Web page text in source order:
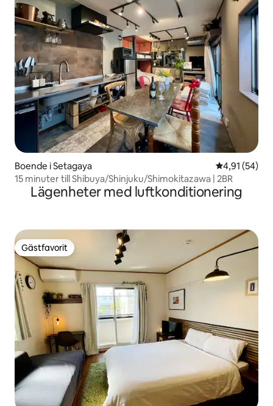
Boende i Setagaya 4,91 av 5 i
4,91 (54)
15 minuter till Shibuya/Shinjuku/Shimokitazawa | 2BR
Lägenheter med luftkonditionering
Gästfavorit
Gästfavorit